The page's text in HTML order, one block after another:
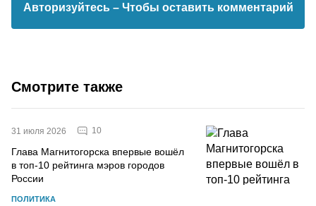
Авторизуйтесь – Чтобы оставить комментарий
Смотрите также
31 июля 2026 10
Глава Магнитогорска впервые вошёл
в топ-10 рейтинга мэров городов
России
ПОЛИТИКА